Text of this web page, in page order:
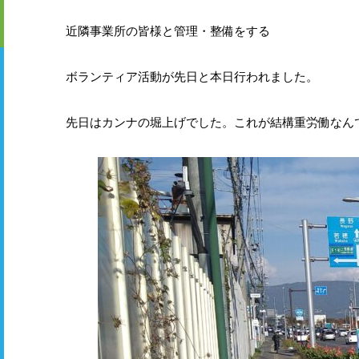
近隣事業所の皆様と管理・整備をする
ボランティア活動が先日と本日行われました。
先日はカンナの堀上げでした。これが結構重労働なん